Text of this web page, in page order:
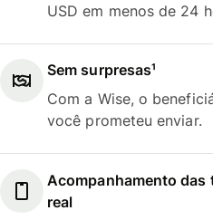
USD em menos de 24
Sem surpresas¹
Com a Wise, o
você prometeu enviar.
Acompanhamento das
real